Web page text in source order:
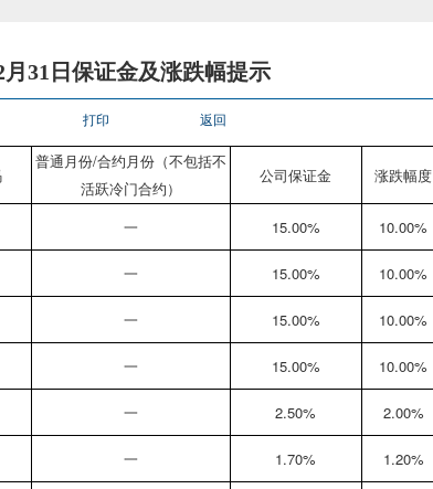
月31日保证金及涨跌幅提示
打印 返回
普通月份/合约月份（不包括不
活跃冷门合约）
公司保证金 涨跌幅度
一 15.00% 10.00%
一 15.00% 10.00%
一 15.00% 10.00%
一 15.00% 10.00%
一 2.50% 2.00%
一 1.70% 1.20%